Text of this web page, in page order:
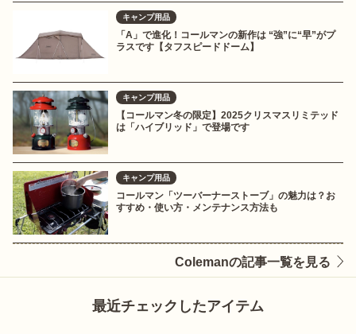
キャンプ用品
「A」で進化！コールマンの新作は “強”に“早”がプ
ラスです【タフスピードドーム】
キャンプ用品
【コールマン冬の限定】2025クリスマスリミテッド
は「ハイブリッド」で登場です
キャンプ用品
コールマン「ツーバーナーストーブ」の魅力は？お
すすめ・使い方・メンテナンス方法も
Colemanの記事一覧を見る
最近チェックしたアイテム